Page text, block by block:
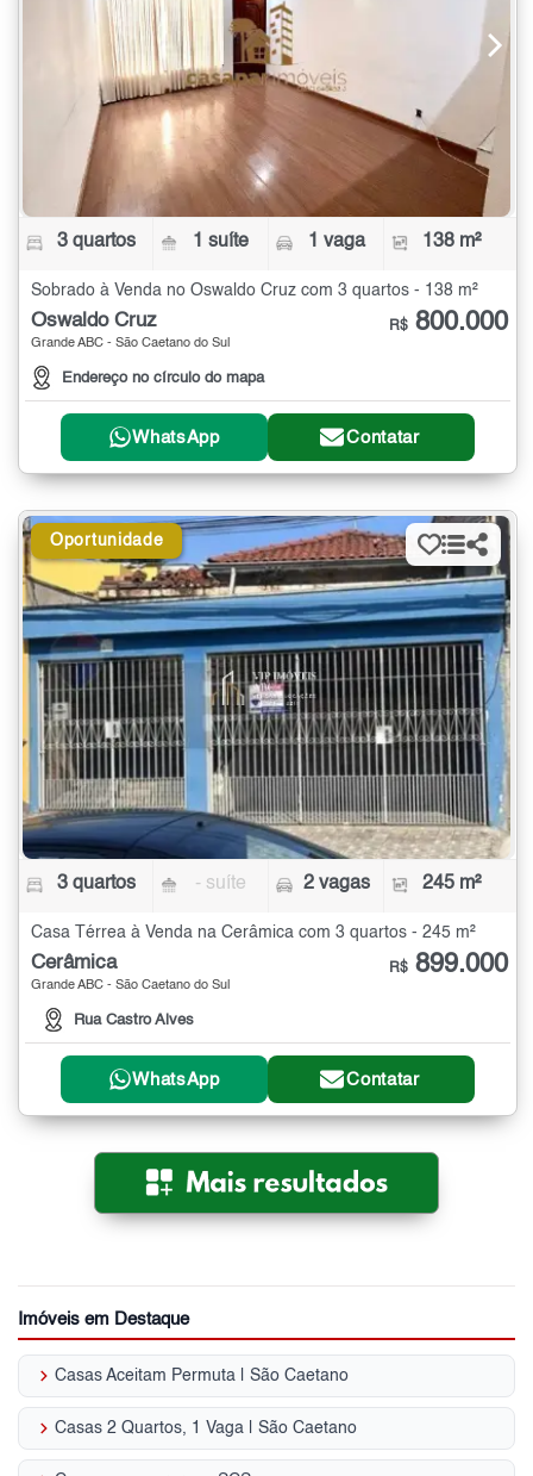
3 quartos 1 suíte 1 vaga 138 m²
Sobrado à Venda no Oswaldo Cruz com 3 quartos - 138 m²
Oswaldo Cruz
Grande ABC - São Caetano do Sul
Endereço no círculo do mapa
R$ 800.000
WhatsApp Contatar
Oportunidade
3 quartos - suíte 2 vagas 245 m²
Casa Térrea à Venda na Cerâmica com 3 quartos - 245 m²
Cerâmica
Grande ABC - São Caetano do Sul
Rua Castro Alves
R$ 899.000
WhatsApp Contatar
Imóveis em Destaque
keyboard_arrow_right Casas Aceitam Permuta | São Caetano
keyboard_arrow_right Casas 2 Quartos, 1 Vaga | São Caetano